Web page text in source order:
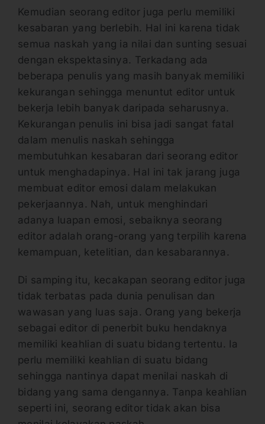
Kemudian seorang editor juga perlu memiliki
kesabaran yang berlebih. Hal ini karena tidak
semua naskah yang ia nilai dan sunting sesuai
dengan ekspektasinya. Terkadang ada
beberapa penulis yang masih banyak memiliki
kekurangan sehingga menuntut editor untuk
bekerja lebih banyak daripada seharusnya.
Kekurangan penulis ini bisa jadi sangat fatal
dalam menulis naskah sehingga
membutuhkan kesabaran dari seorang editor
untuk menghadapinya. Hal ini tak jarang juga
membuat editor emosi dalam melakukan
pekerjaannya. Nah, untuk menghindari
adanya luapan emosi, sebaiknya seorang
editor adalah orang-orang yang terpilih karena
kemampuan, ketelitian, dan kesabarannya.
Di samping itu, kecakapan seorang editor juga
tidak terbatas pada dunia penulisan dan
wawasan yang luas saja. Orang yang bekerja
sebagai editor di penerbit buku hendaknya
memiliki keahlian di suatu bidang tertentu. Ia
perlu memiliki keahlian di suatu bidang
sehingga nantinya dapat menilai naskah di
bidang yang sama dengannya. Tanpa keahlian
seperti ini, seorang editor tidak akan bisa